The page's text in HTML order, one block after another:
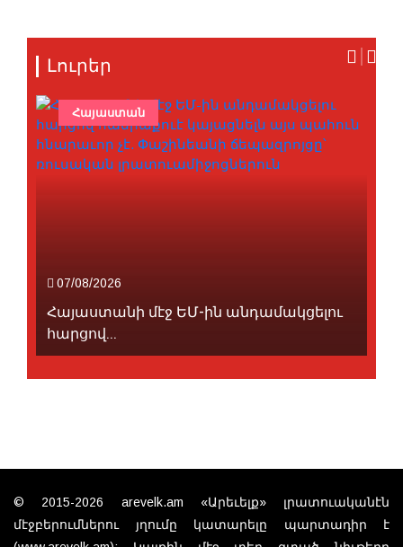
Լուրեր
07/08/2026
Հայաստանի մէջ ԵՄ-ին անդամակցելու
հարցով...
Հայաստան
© 2015-2026 arevelk.am «Արեւելք» լրատուականէն
մէջբերումներու յղումը կատարելը պարտադիր է